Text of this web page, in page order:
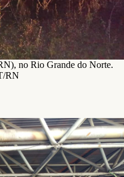
no Rio Grande do Norte.
RN